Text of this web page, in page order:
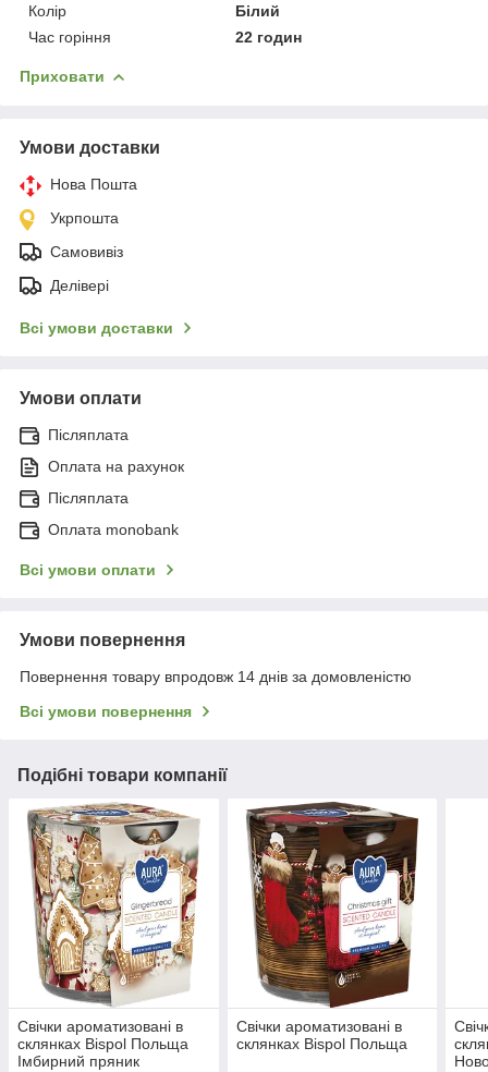
Колір
Білий
Час горіння
22 годин
Приховати
Умови доставки
Нова Пошта
Укрпошта
Самовивіз
Делівері
Всі умови доставки
Умови оплати
Післяплата
Оплата на рахунок
Післяплата
Оплата monobank
Всі умови оплати
Умови повернення
Повернення товару впродовж 14 днів за домовленістю
Всі умови повернення
Подібні товари компанії
Свічки ароматизовані в
склянках Bispol Польща
Імбирний пряник
Свічки ароматизовані в
склянках Bispol Польща